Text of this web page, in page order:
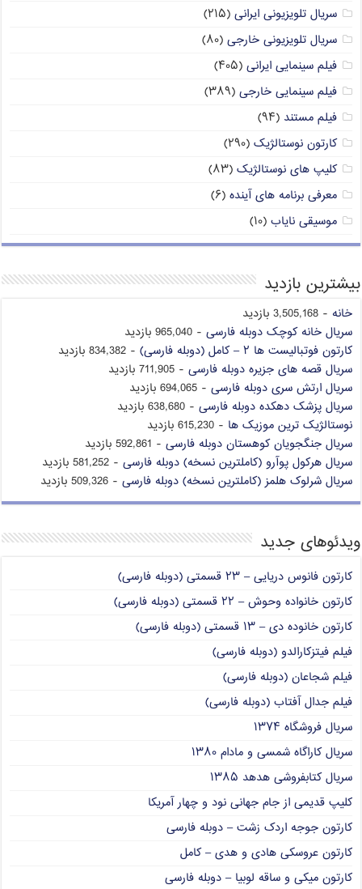
سریال تلویزیونی ایرانی (۲۱۵)
سریال تلویزیونی خارجی (۸۰)
فیلم سینمایی ایرانی (۴۰۵)
فیلم سینمایی خارجی (۳۸۹)
فیلم مستند (۹۴)
کارتون نوستالژیک (۲۹۰)
کلیپ های نوستالژیک (۸۳)
معرفی برنامه های آینده (۶)
موسیقی نایاب (۱۰)
بیشترین بازدید
خانه - 3,505,168 بازدید
سریال خانه کوچک دوبله فارسی - 965,040 بازدید
کارتون فوتبالیست ها ۲ – کامل (دوبله فارسی)
- 834,382 بازدید
سریال قصه های جزیره دوبله فارسی - 711,905 بازدید
سریال ارتش سری دوبله فارسی - 694,065 بازدید
سریال پزشک دهکده دوبله فارسی - 638,680 بازدید
نوستالژیک ترین موزیک ها - 615,230 بازدید
سریال جنگجویان کوهستان دوبله فارسی - 592,861 بازدید
سریال هرکول پوآرو (کاملترین نسخه) دوبله فارسی - 581,252 بازدید
سریال شرلوک هلمز (کاملترین نسخه) دوبله فارسی - 509,326 بازدید
ویدئوهای جدید
کارتون فانوس دریایی – ۲۳ قسمتی (دوبله فارسی)
کارتون خانواده وحوش – ۲۲ قسمتی (دوبله فارسی)
کارتون خانوده دی – ۱۳ قسمتی (دوبله فارسی)
فیلم فیتزکارالدو (دوبله فارسی)
فیلم شجاعان (دوبله فارسی)
فیلم جدال آفتاب (دوبله فارسی)
سریال فروشگاه ۱۳۷۴
سریال کاراگاه شمسی و مادام ۱۳۸۰
سریال کتابفروشی هدهد ۱۳۸۵
کلیپ قدیمی از جام جهانی نود و چهار آمریکا
کارتون جوجه اردک زشت – دوبله فارسی
کارتون عروسکی هادی و هدی – کامل
کارتون میکی و ساقه لوبیا – دوبله فارسی